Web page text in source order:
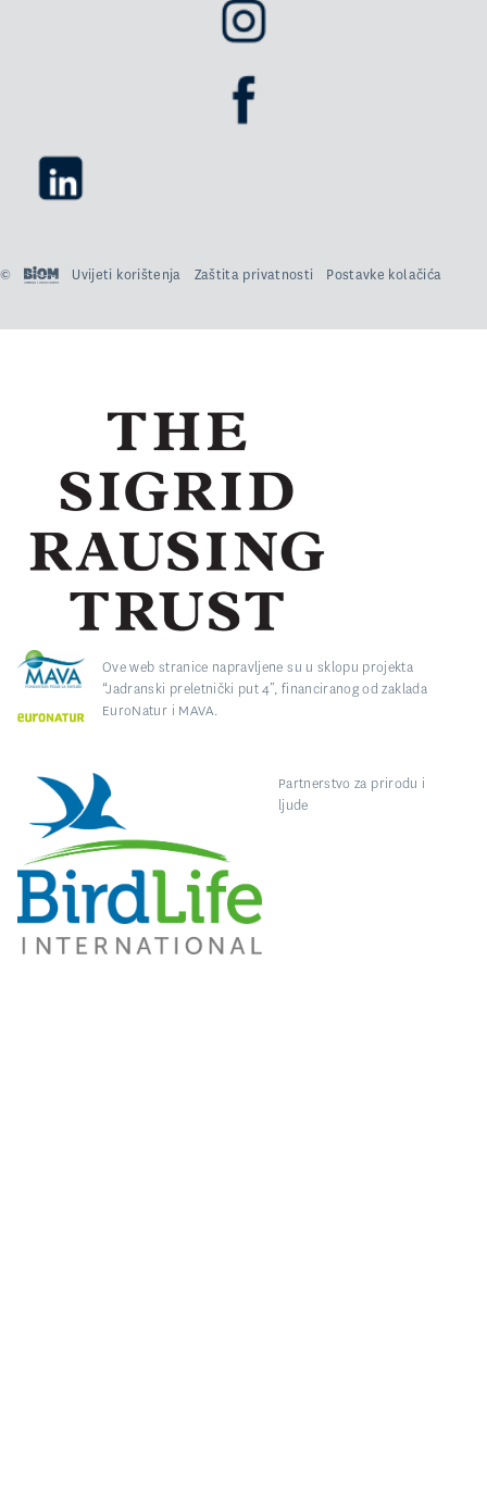
© Uvijeti korištenja Zaštita privatnosti Postavke kolačića
Ove web stranice napravljene su u sklopu projekta
“Jadranski preletnički put 4”, financiranog od zaklada
EuroNatur i MAVA.
Partnerstvo za prirodu i
ljude